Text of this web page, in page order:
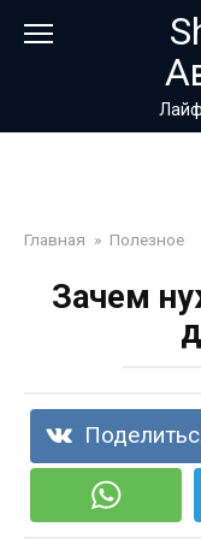
Главная » Полезное
Зачем